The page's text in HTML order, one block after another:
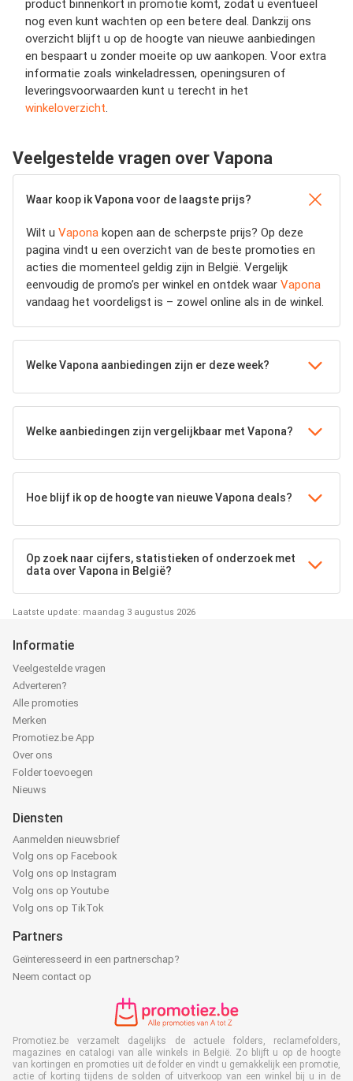
product binnenkort in promotie komt, zodat u eventueel
nog even kunt wachten op een betere deal. Dankzij ons
overzicht blijft u op de hoogte van nieuwe aanbiedingen
en bespaart u zonder moeite op uw aankopen. Voor extra
informatie zoals winkeladressen, openingsuren of
leveringsvoorwaarden kunt u terecht in het
winkeloverzicht.
Veelgestelde vragen over Vapona
Waar koop ik Vapona voor de laagste prijs?
Wilt u Vapona kopen aan de scherpste prijs? Op deze
pagina vindt u een overzicht van de beste promoties en
acties die momenteel geldig zijn in België. Vergelijk
eenvoudig de promo’s per winkel en ontdek waar Vapona
vandaag het voordeligst is – zowel online als in de winkel.
Welke Vapona aanbiedingen zijn er deze week?
Welke aanbiedingen zijn vergelijkbaar met Vapona?
Hoe blijf ik op de hoogte van nieuwe Vapona deals?
Op zoek naar cijfers, statistieken of onderzoek met
data over Vapona in België?
Laatste update: maandag 3 augustus 2026
Informatie
Veelgestelde vragen
Adverteren?
Alle promoties
Merken
Promotiez.be App
Over ons
Folder toevoegen
Nieuws
Diensten
Aanmelden nieuwsbrief
Volg ons op Facebook
Volg ons op Instagram
Volg ons op Youtube
Volg ons op TikTok
Partners
Geïnteresseerd in een partnerschap?
Neem contact op
Promotiez.be verzamelt dagelijks de actuele folders, reclamefolders,
magazines en catalogi van alle winkels in België. Zo blijft u op de hoogte
van kortingen en promoties uit de folder en vindt u gemakkelijk een promotie,
actie of korting tijdens de solden of uitverkoop van een winkel bij u in de